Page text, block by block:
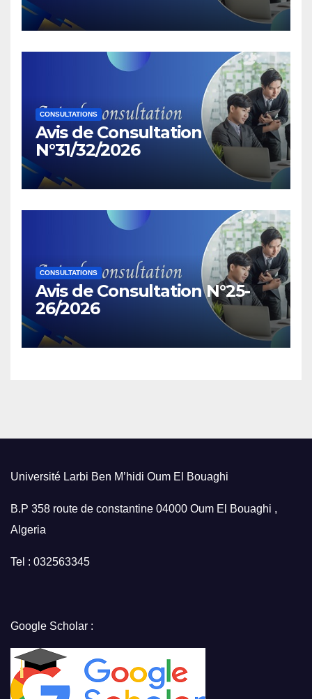
CONSULTATIONS
Avis de Consultation
N°31/32/2026
CONSULTATIONS
Avis de Consultation N°25-
26/2026
Université Larbi Ben M’hidi Oum El Bouaghi
B.P 358 route de constantine 04000 Oum El Bouaghi ,
Algeria
Tel : 032563345
Google Scholar :